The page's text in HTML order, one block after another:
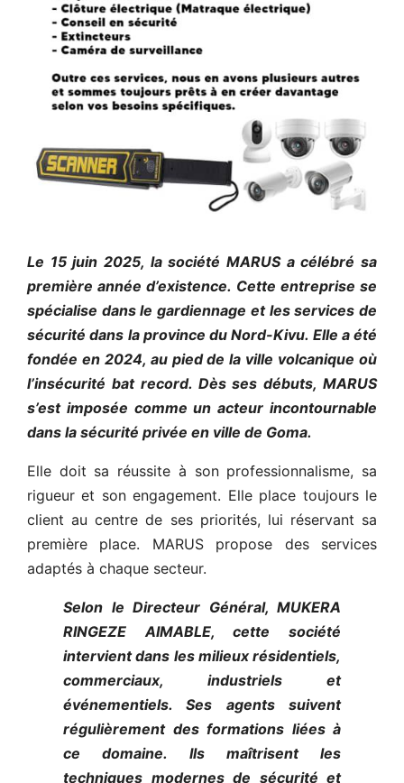
Le 15 juin 2025, la société MARUS a célébré sa
première année d’existence. Cette entreprise se
spécialise dans le gardiennage et les services de
sécurité dans la province du Nord-Kivu. Elle a été
fondée en 2024, au pied de la ville volcanique où
l’insécurité bat record. Dès ses débuts, MARUS
s’est imposée comme un acteur incontournable
dans la sécurité privée en ville de Goma.
Elle doit sa réussite à son professionnalisme, sa
rigueur et son engagement. Elle place toujours le
client au centre de ses priorités, lui réservant sa
première place. MARUS propose des services
adaptés à chaque secteur.
Selon le Directeur Général, MUKERA
RINGEZE AIMABLE, cette société
intervient dans les milieux résidentiels,
commerciaux, industriels et
événementiels. Ses agents suivent
régulièrement des formations liées à
ce domaine. Ils maîtrisent les
techniques modernes de sécurité et